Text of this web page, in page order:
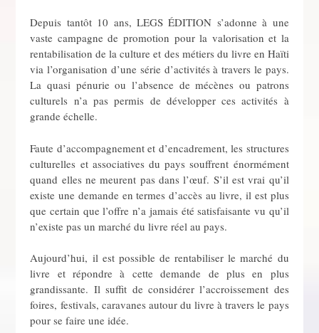
Depuis tantôt 10 ans, LEGS ÉDITION s’adonne à une
vaste campagne de promotion pour la valorisation et la
rentabilisation de la culture et des métiers du livre en Haïti
via l’organisation d’une série d’activités à travers le pays.
La quasi pénurie ou l’absence de mécènes ou patrons
culturels n’a pas permis de développer ces activités à
grande échelle.
Faute d’accompagnement et d’encadrement, les structures
culturelles et associatives du pays souffrent énormément
quand elles ne meurent pas dans l’œuf. S’il est vrai qu’il
existe une demande en termes d’accès au livre, il est plus
que certain que l’offre n’a jamais été satisfaisante vu qu’il
n’existe pas un marché du livre réel au pays.
Aujourd’hui, il est possible de rentabiliser le marché du
livre et répondre à cette demande de plus en plus
grandissante. Il suffit de considérer l’accroissement des
foires, festivals, caravanes autour du livre à travers le pays
pour se faire une idée.